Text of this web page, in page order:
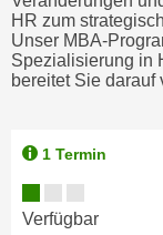
HR zum
Unser MBA-
Spezialisierung in
bereitet Sie darauf
1 Termin
Verfügbar